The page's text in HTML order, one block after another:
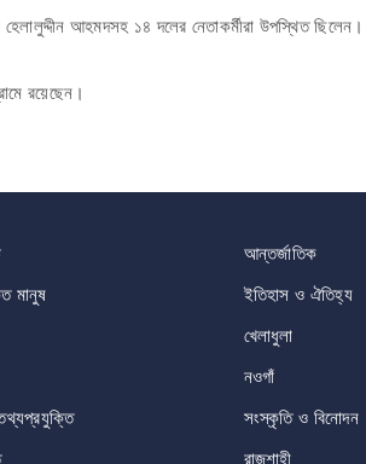
আহমদসহ ১৪ দলের নেতাকর্মীরা উপস্থিত ছিলেন।
রয়েছেন।
আন্তর্জাতিক
মানুষ ইতিহাস ও ঐতিহ্য
খেলাধুলা
নওগাঁ
সংস্কৃতি ও বিনোদন
রাজশাহী